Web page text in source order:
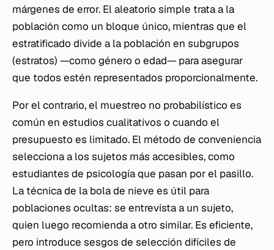
márgenes de error. El aleatorio simple trata a la
población como un bloque único, mientras que el
estratificado divide a la población en subgrupos
(estratos) —como género o edad— para asegurar
que todos estén representados proporcionalmente.
Por el contrario, el muestreo no probabilístico es
común en estudios cualitativos o cuando el
presupuesto es limitado. El método de conveniencia
selecciona a los sujetos más accesibles, como
estudiantes de psicología que pasan por el pasillo.
La técnica de la bola de nieve es útil para
poblaciones ocultas: se entrevista a un sujeto,
quien luego recomienda a otro similar. Es eficiente,
pero introduce sesgos de selección difíciles de